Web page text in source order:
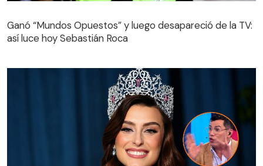
Ganó “Mundos Opuestos” y luego desapareció de la TV:
así luce hoy Sebastián Roca